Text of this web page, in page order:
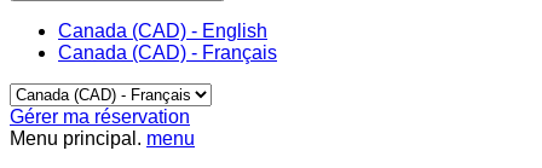
Canada (CAD) - English
Canada (CAD) - Français
Gérer ma réservation
Menu principal. menu